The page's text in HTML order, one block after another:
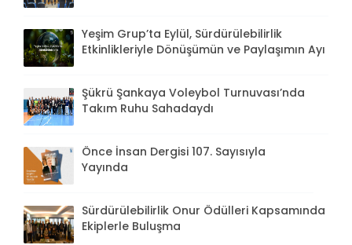
Yeşim Grup’ta Eylül, Sürdürülebilirlik
Etkinlikleriyle Dönüşümün ve Paylaşımın Ayı
Şükrü Şankaya Voleybol Turnuvası’nda
Takım Ruhu Sahadaydı
Önce İnsan Dergisi 107. Sayısıyla
Yayında
Sürdürülebilirlik Onur Ödülleri Kapsamında
Ekiplerle Buluşma